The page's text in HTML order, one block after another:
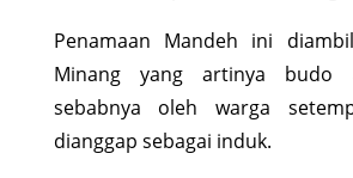
Penamaan Mandeh ini
Minang yang artinya
sebabnya oleh warga
dianggap sebagai induk.